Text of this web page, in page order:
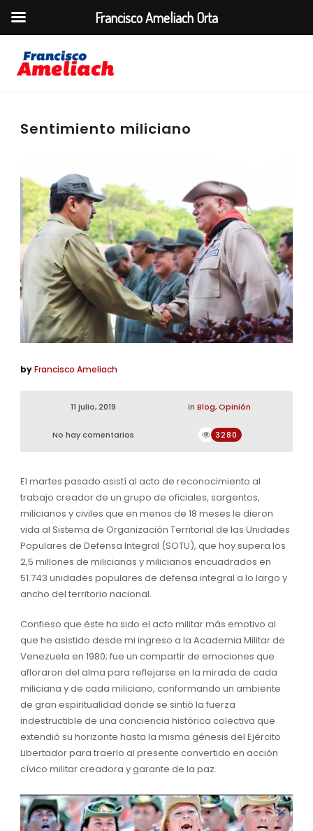
Sentimiento miliciano
byFrancisco Ameliach
11 julio, 2019 in Blog,Opinión
No hay comentarios 3280
El martes pasado asistí al acto de reconocimiento al
trabajo creador de un grupo de oficiales, sargentos,
milicianos y civiles que en menos de 18 meses le dieron
vida al Sistema de Organización Territorial de las Unidades
Populares de Defensa Integral (SOTU), que hoy supera los
2,5 millones de milicianas y milicianos encuadrados en
51.743 unidades populares de defensa integral a lo largo y
ancho del territorio nacional.
Confieso que éste ha sido el acto militar más emotivo al
que he asistido desde mi ingreso a la Academia Militar de
Venezuela en 1980; fue un compartir de emociones que
afloraron del alma para reflejarse en la mirada de cada
miliciana y de cada miliciano, conformando un ambiente
de gran espiritualidad donde se sintió la fuerza
indestructible de una conciencia histórica colectiva que
extendió su horizonte hasta la misma génesis del Ejército
Libertador para traerlo al presente convertido en acción
cívico militar creadora y garante de la paz.
Francisco Ameliach Orta